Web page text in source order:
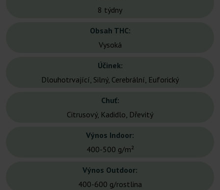
8 týdny
Obsah THC:
Vysoká
Účinek:
Dlouhotrvající, Silný, Cerebrální, Euforický
Chuť:
Citrusový, Kadidlo, Dřevitý
Výnos Indoor:
400-500 g/m²
Výnos Outdoor:
400-600 g/rostlina